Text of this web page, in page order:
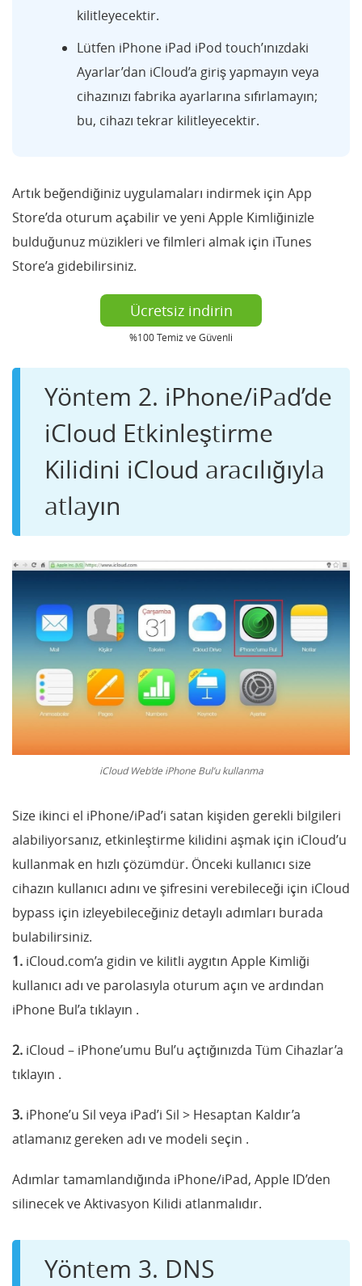
kilitleyecektir.
Lütfen iPhone iPad iPod touch’ınızdaki
Ayarlar’dan iCloud’a giriş yapmayın veya
cihazınızı fabrika ayarlarına sıfırlamayın;
bu, cihazı tekrar kilitleyecektir.
Artık beğendiğiniz uygulamaları indirmek için App
Store’da oturum açabilir ve yeni Apple Kimliğinizle
bulduğunuz müzikleri ve filmleri almak için iTunes
Store’a gidebilirsiniz.
Ücretsiz indirin
%100 Temiz ve Güvenli
Yöntem 2. iPhone/iPad’de
iCloud Etkinleştirme
Kilidini iCloud aracılığıyla
atlayın
iCloud Web’de iPhone Bul’u kullanma
Size ikinci el iPhone/iPad’i satan kişiden gerekli bilgileri
alabiliyorsanız, etkinleştirme kilidini aşmak için iCloud’u
kullanmak en hızlı çözümdür. Önceki kullanıcı size
cihazın kullanıcı adını ve şifresini verebileceği için iCloud
bypass için izleyebileceğiniz detaylı adımları burada
bulabilirsiniz.
1. iCloud.com’a gidin ve kilitli aygıtın Apple Kimliği
kullanıcı adı ve parolasıyla oturum açın ve ardından
iPhone Bul’a tıklayın .
2. iCloud – iPhone’umu Bul’u açtığınızda Tüm Cihazlar’a
tıklayın .
3. iPhone’u Sil veya iPad’i Sil > Hesaptan Kaldır’a
atlamanız gereken adı ve modeli seçin .
Adımlar tamamlandığında iPhone/iPad, Apple ID’den
silinecek ve Aktivasyon Kilidi atlanmalıdır.
Yöntem 3. DNS